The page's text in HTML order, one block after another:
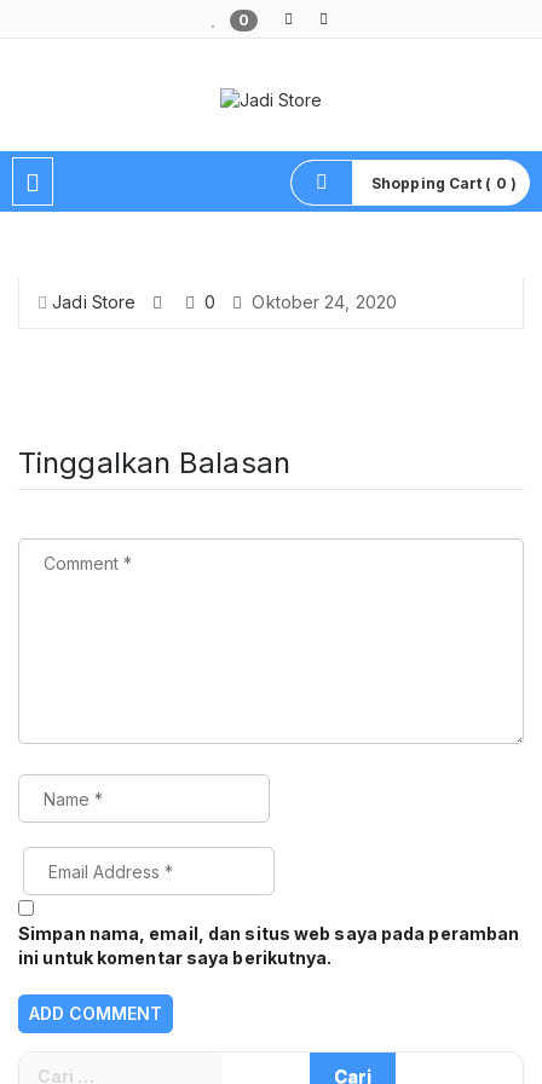
0
Shopping Cart ( 0 )
Jadi Store 0 Oktober 24, 2020
Tinggalkan Balasan
Simpan nama, email, dan situs web saya pada peramban
ini untuk komentar saya berikutnya.
Cari